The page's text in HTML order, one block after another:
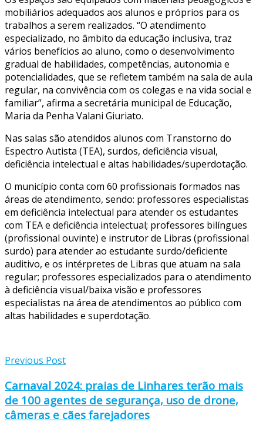
mobiliários adequados aos alunos e próprios para os
trabalhos a serem realizados. “O atendimento
especializado, no âmbito da educação inclusiva, traz
vários benefícios ao aluno, como o desenvolvimento
gradual de habilidades, competências, autonomia e
potencialidades, que se refletem também na sala de aula
regular, na convivência com os colegas e na vida social e
familiar”, afirma a secretária municipal de Educação,
Maria da Penha Valani Giuriato.
Nas salas são atendidos alunos com Transtorno do
Espectro Autista (TEA), surdos, deficiência visual,
deficiência intelectual e altas habilidades/superdotação.
O município conta com 60 profissionais formados nas
áreas de atendimento, sendo: professores especialistas
em deficiência intelectual para atender os estudantes
com TEA e deficiência intelectual; professores bilíngues
(profissional ouvinte) e instrutor de Libras (profissional
surdo) para atender ao estudante surdo/deficiente
auditivo, e os intérpretes de Libras que atuam na sala
regular; professores especializados para o atendimento
à deficiência visual/baixa visão e professores
especialistas na área de atendimentos ao público com
altas habilidades e superdotação.
Previous Post
Carnaval 2024: praias de Linhares terão mais
de 100 agentes de segurança, uso de drone,
câmeras e cães farejadores